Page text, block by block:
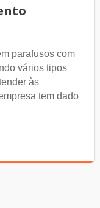
parafusos com
vários tipos
às
tem dado